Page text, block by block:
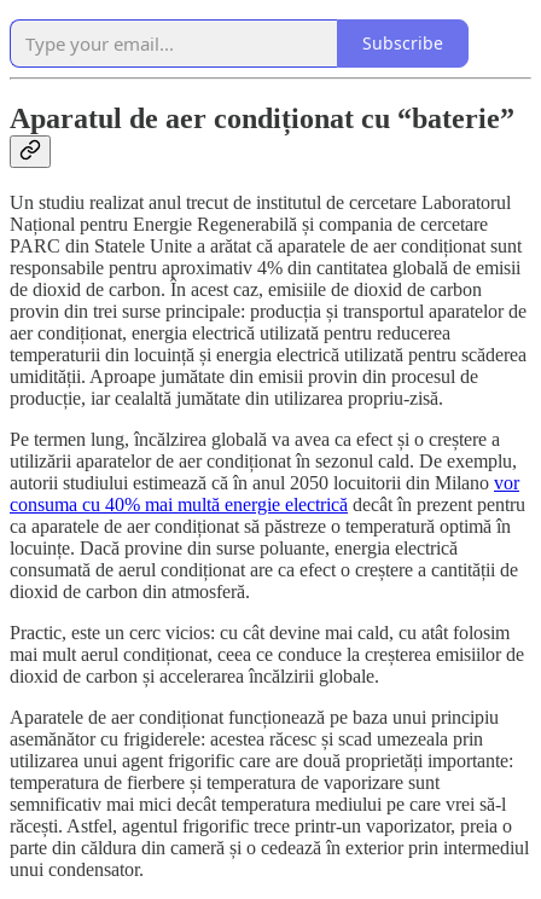
Subscribe
Aparatul de aer condiționat cu “baterie”
Un studiu realizat anul trecut de institutul de cercetare Laboratorul
Național pentru Energie Regenerabilă și compania de cercetare
PARC din Statele Unite a arătat că aparatele de aer condiționat sunt
responsabile pentru aproximativ 4% din cantitatea globală de emisii
de dioxid de carbon. În acest caz, emisiile de dioxid de carbon
provin din trei surse principale: producția și transportul aparatelor de
aer condiționat, energia electrică utilizată pentru reducerea
temperaturii din locuință și energia electrică utilizată pentru scăderea
umidității. Aproape jumătate din emisii provin din procesul de
producție, iar cealaltă jumătate din utilizarea propriu-zisă.
Pe termen lung, încălzirea globală va avea ca efect și o creștere a
utilizării aparatelor de aer condiționat în sezonul cald. De exemplu,
autorii studiului estimează că în anul 2050 locuitorii din Milano vor
consuma cu 40% mai multă energie electrică decât în prezent pentru
ca aparatele de aer condiționat să păstreze o temperatură optimă în
locuințe. Dacă provine din surse poluante, energia electrică
consumată de aerul condiționat are ca efect o creștere a cantității de
dioxid de carbon din atmosferă.
Practic, este un cerc vicios: cu cât devine mai cald, cu atât folosim
mai mult aerul condiționat, ceea ce conduce la creșterea emisiilor de
dioxid de carbon și accelerarea încălzirii globale.
Aparatele de aer condiționat funcționează pe baza unui principiu
asemănător cu frigiderele: acestea răcesc și scad umezeala prin
utilizarea unui agent frigorific care are două proprietăți importante:
temperatura de fierbere și temperatura de vaporizare sunt
semnificativ mai mici decât temperatura mediului pe care vrei să-l
răcești. Astfel, agentul frigorific trece printr-un vaporizator, preia o
parte din căldura din cameră și o cedează în exterior prin intermediul
unui condensator.